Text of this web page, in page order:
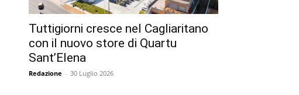
Tuttigiorni cresce nel Cagliaritano
con il nuovo store di Quartu
Sant’Elena
Redazione - 30 Luglio 2026